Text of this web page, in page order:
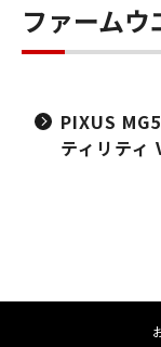
ファームウ
PIXUS
ティリティ